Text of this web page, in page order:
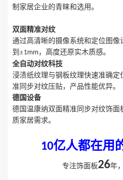
制家居企业的青睐和选用。
双面精准对纹
通过高清晰的摄像系统和定位图
到±1mm，高度还原实木质感。
全自动对纹科技
浸渍纸纹理与钢板纹理快速准确
准同步对纹压贴，产品性能优异。
德国设备
德国温康纳双面精准同步对纹饰
质家居需求。
10亿人都在用
专注饰面板26年